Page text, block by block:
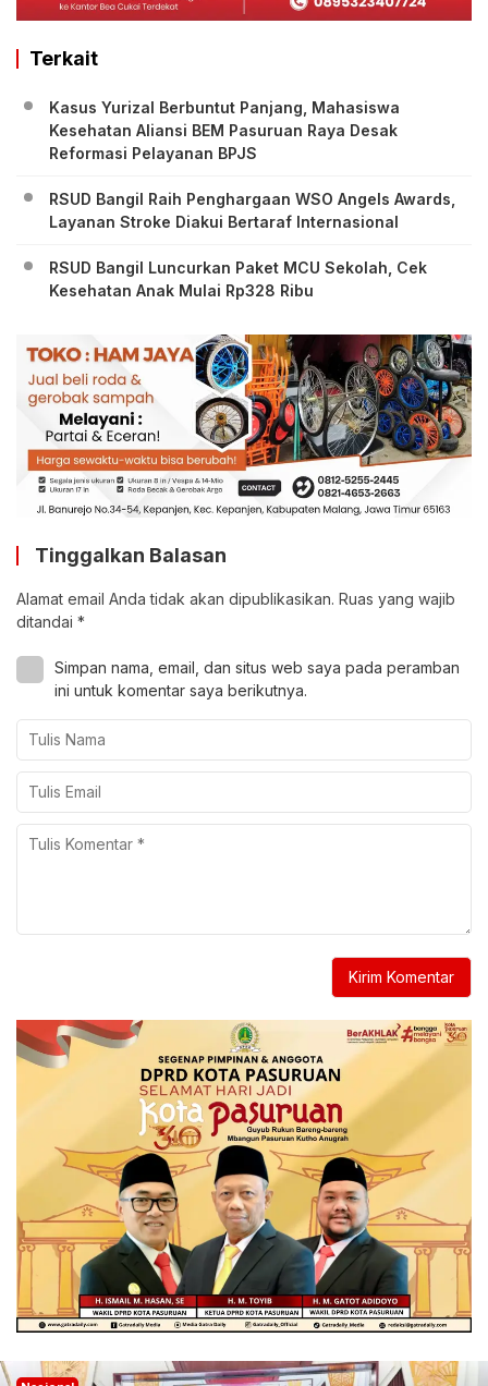
Terkait
Kasus Yurizal Berbuntut Panjang, Mahasiswa
Kesehatan Aliansi BEM Pasuruan Raya Desak
Reformasi Pelayanan BPJS
RSUD Bangil Raih Penghargaan WSO Angels Awards,
Layanan Stroke Diakui Bertaraf Internasional
RSUD Bangil Luncurkan Paket MCU Sekolah, Cek
Kesehatan Anak Mulai Rp328 Ribu
Tinggalkan Balasan
Alamat email Anda tidak akan dipublikasikan. Ruas yang wajib
ditandai *
Simpan nama, email, dan situs web saya pada peramban
ini untuk komentar saya berikutnya.